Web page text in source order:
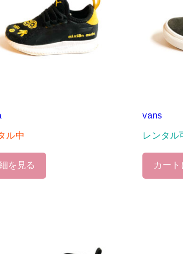
ル中
を見る
vans
レンタル
カー